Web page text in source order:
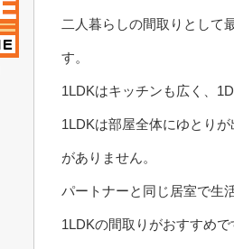
二人暮らしの間取りとして
す。
1LDKはキッチンも広く、
1LDKは部屋全体にゆとり
がありません。
パートナーと同じ居室で生
1LDKの間取りがおすすめで